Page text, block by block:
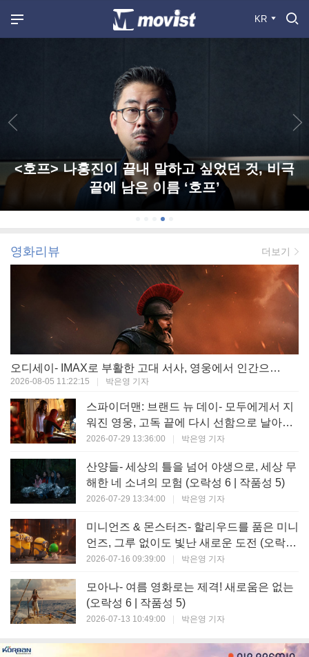
KR
<호프> 나홍진이 끝내 말하고 싶었던 것, 비극
끝에 남은 이름 ‘호프’
영화리뷰 더보기
오디세이- IMAX로 부활한 고대 서사, 영웅에서 인간으로의 귀환 (오락성 9 | 작품성 9)
2026-08-05 11:22:15 박은영 기자
스파이더맨: 브랜드 뉴 데이- 모두에게서 지
워진 영웅, 고독 끝에 다시 선함으로 날아오
르다 (오락성 8 | 작품성 8)
2026-07-29 13:36:00 박은영 기자
산양들- 세상의 틀을 넘어 야생으로, 세상 무
해한 네 소녀의 모험 (오락성 6 | 작품성 5)
2026-07-29 13:34:00 박은영 기자
미니언즈 & 몬스터즈- 할리우드를 품은 미니
언즈, 그루 없이도 빛난 새로운 도전 (오락성
7 | 작품성 6)
2026-07-16 09:39:00 박은영 기자
모아나- 여름 영화로는 제격! 새로움은 없는
(오락성 6 | 작품성 5)
2026-07-13 10:49:00 박은영 기자